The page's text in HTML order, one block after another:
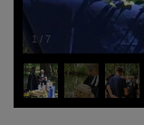
1 / 7